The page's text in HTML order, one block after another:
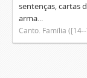
sentenças, cartas
arma...
Canto. Família